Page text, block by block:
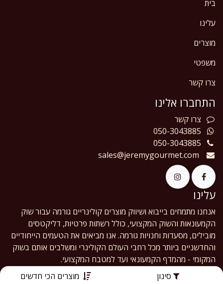
סינון מוצרים הכי חדשים
בית
עלינו
מוצרים
משפטי
צרו קשר
התחברו אלינו
צרו קשר
050-3043885
050-3043885
sales@jeremygourmet.com
עלינו
אנחנו מתמחים בייבוא ושיווק מוצרים קולינריים גורמה עבור שוק
הקמעונאות והשוק המקצועי, כולל רשתות פרטיות, דליקטסים
מובילים, מסעדות וחנויות גורמה. אנו מביאים את הטעמים הייחודיים
והחדשניים ביותר מכל רחבי העולם הקולינרי ומשלבים אותם בשוק
המקומי - מהמדף הקמעונאי ועד למטבח המקצועי.